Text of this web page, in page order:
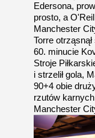
Edersona,
prosto, a
Manchester
Torre
60. minucie
Stroje
i strzelił gola,
90+4 obie
rzutów
Manchester